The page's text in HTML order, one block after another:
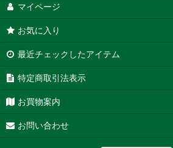
マイページ
お気に入り
最近チェックしたアイテム
特定商取引法表示
お買物案内
お問い合わせ